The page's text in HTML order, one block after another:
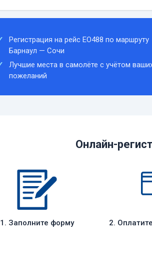
Регистрация на рейс EO488 по маршруту
Барнаул — Сочи
Лучшие места в самолёте с учётом
пожеланий
Онлайн-
1. Заполните форму 2.